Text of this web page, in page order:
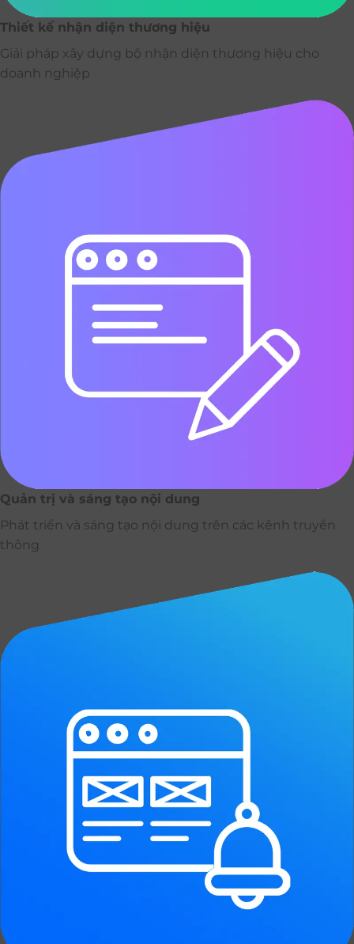
Thiết kế nhận diện thương hiệu
Giải pháp xây dựng bộ nhận diện thương hiệu cho
doanh nghiệp
Quản trị và sáng tạo nội dung
Phát triển và sáng tạo nội dung trên các kênh truyền
thông